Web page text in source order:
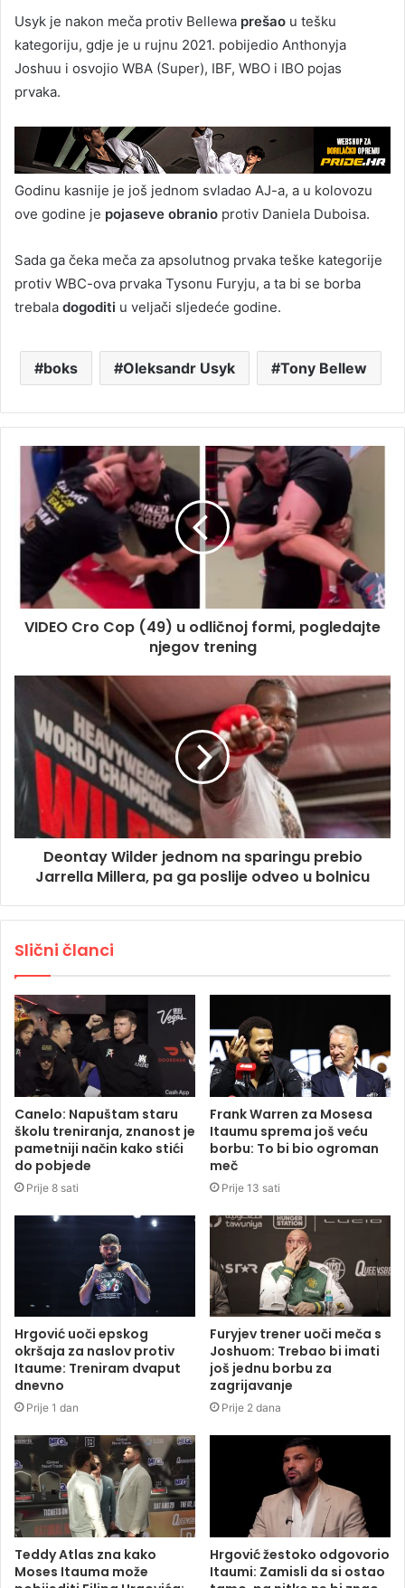
Usyk je nakon meča protiv Bellewa prešao u tešku
kategoriju, gdje je u rujnu 2021. pobijedio Anthonyja
Joshuu i osvojio WBA (Super), IBF, WBO i IBO pojas
prvaka.
Godinu kasnije je još jednom svladao AJ-a, a u kolovozu
ove godine je pojaseve obranio protiv Daniela Duboisa.
Sada ga čeka meča za apsolutnog prvaka teške kategorije
protiv WBC-ova prvaka Tysonu Furyju, a ta bi se borba
trebala dogoditi u veljači sljedeće godine.
boks Oleksandr Usyk Tony Bellew
VIDEO Cro Cop (49) u odličnoj formi, pogledajte
njegov trening
Deontay Wilder jednom na sparingu prebio
Jarrella Millera, pa ga poslije odveo u bolnicu
Slični članci
Canelo: Napuštam staru
školu treniranja, znanost je
pametniji način kako stići
do pobjede
Prije 8 sati
Frank Warren za Mosesa
Itaumu sprema još veću
borbu: To bi bio ogroman
meč
Prije 13 sati
Hrgović uoči epskog
okršaja za naslov protiv
Itaume: Treniram dvaput
dnevno
Prije 1 dan
Furyjev trener uoči meča s
Joshuom: Trebao bi imati
još jednu borbu za
zagrijavanje
Prije 2 dana
Teddy Atlas zna kako
Moses Itauma može
Hrgović žestoko odgovorio
Itaumi: Zamisli da si ostao